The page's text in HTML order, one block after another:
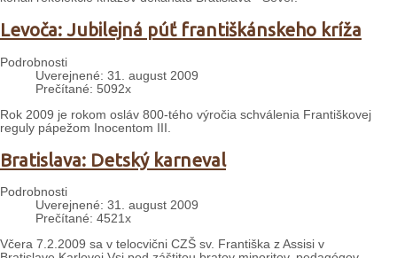
Levoča: Jubilejná púť františkánskeho kríža
Podrobnosti
Uverejnené: 31. august 2009
Prečítané: 5092x
Rok 2009 je rokom osláv 800-tého výročia schválenia Františkovej
reguly pápežom Inocentom III.
Bratislava: Detský karneval
Podrobnosti
Uverejnené: 31. august 2009
Prečítané: 4521x
Včera 7.2.2009 sa v telocvični CZŠ sv. Františka z Assisi v